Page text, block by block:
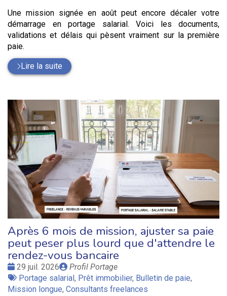
Une mission signée en août peut encore décaler votre
démarrage en portage salarial. Voici les documents,
validations et délais qui pèsent vraiment sur la première
paie.
Lire la suite
Après 6 mois de mission, ajuster sa paie
peut peser plus lourd que d'attendre le
rendez-vous bancaire
Date
:
29 juil. 2026
Publié
par
Profil Portage
Tags
:
Portage salarial, Prêt immobilier, Bulletin de paie,
Mission longue, Consultants freelances